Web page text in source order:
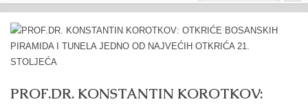
PROF.DR. KONSTANTIN KOROTKOV: